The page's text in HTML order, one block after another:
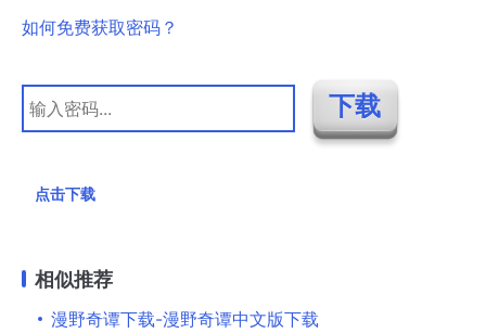
如何免费获取密码？
点击下载
相似推荐
漫野奇谭下载-漫野奇谭中文版下载